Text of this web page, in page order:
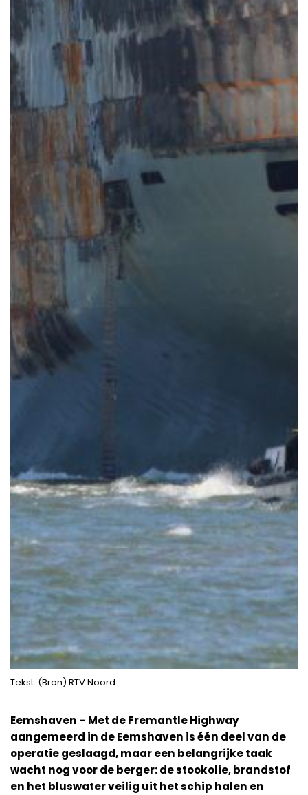
Tekst: (Bron) RTV Noord
Eemshaven – Met de Fremantle Highway
aangemeerd in de Eemshaven is één deel van de
operatie geslaagd, maar een belangrijke taak
wacht nog voor de berger: de stookolie, brandstof
en het bluswater veilig uit het schip halen en